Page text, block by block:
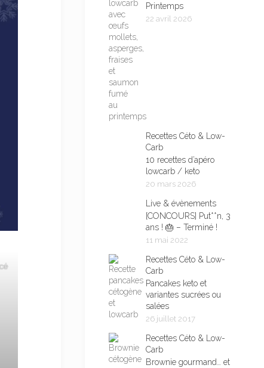
Printemps
22 avril 2026
Recettes Céto & Low-
Carb
10 recettes d’apéro
lowcarb / keto
20 mars 2026
Live & évènements
[CONCOURS] Put**n, 3
ans ! 🎂 – Terminé !
11 mai 2022
Recettes Céto & Low-
Carb
Pancakes keto et
variantes sucrées ou
salées
26 juillet 2017
Recettes Céto & Low-
Carb
Brownie gourmand… et